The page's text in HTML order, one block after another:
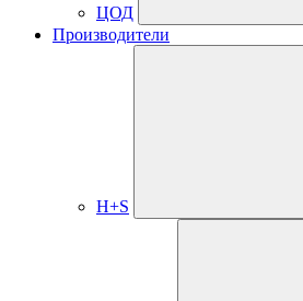
ЦОД
Производители
H+S